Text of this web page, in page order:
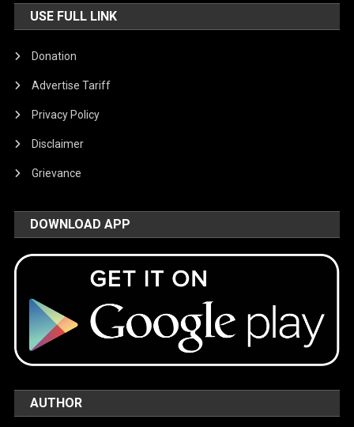
USE FULL LINK
Donation
Advertise Tariff
Privacy Policy
Disclaimer
Grievance
DOWNLOAD APP
AUTHOR